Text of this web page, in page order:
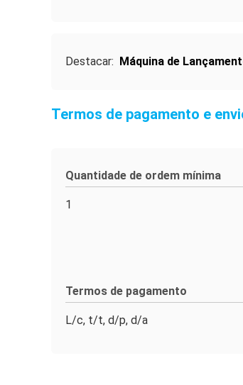
Destacar: Máquina de
Termos de pagamento e
Quantidade de ordem mínima
1
Termos de pagamento
L/c, t/t, d/p, d/a